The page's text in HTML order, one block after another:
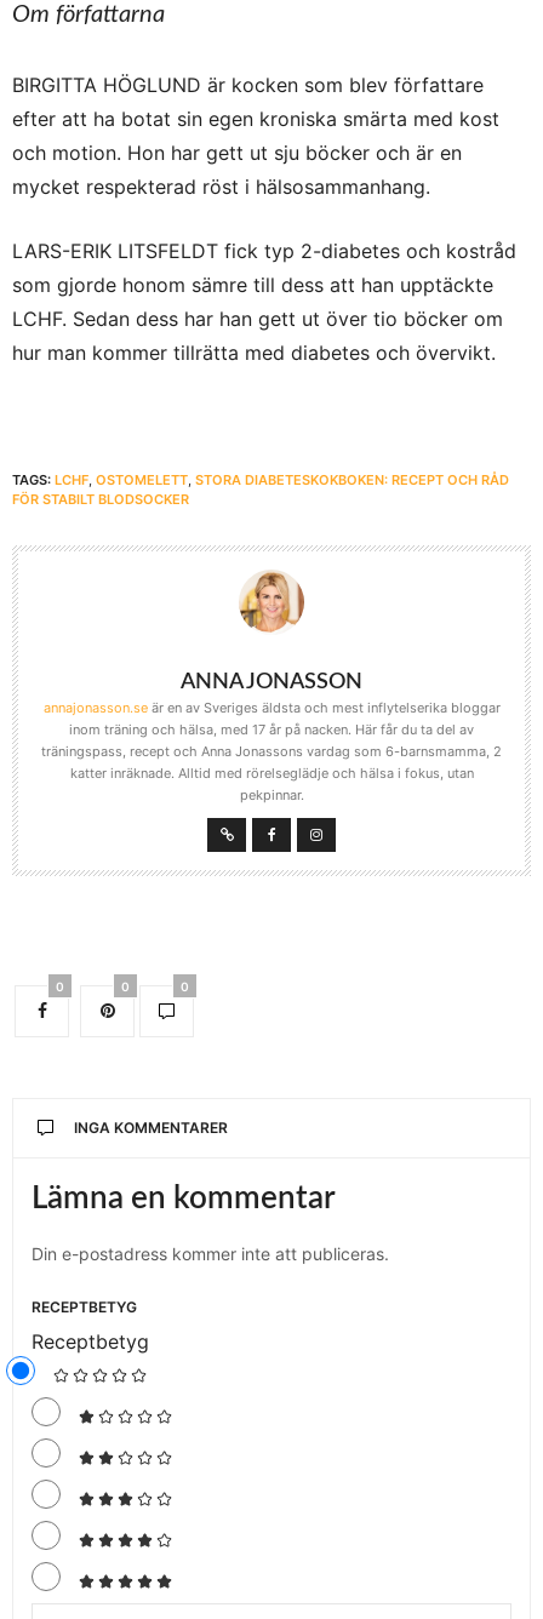
Om författarna
BIRGITTA HÖGLUND är kocken som blev författare
efter att ha botat sin egen kroniska smärta med kost
och motion. Hon har gett ut sju böcker och är en
mycket respekterad röst i hälsosammanhang.
LARS-ERIK LITSFELDT fick typ 2-diabetes och kostråd
som gjorde honom sämre till dess att han upptäckte
LCHF. Sedan dess har han gett ut över tio böcker om
hur man kommer tillrätta med diabetes och övervikt.
TAGS: LCHF, OSTOMELETT, STORA DIABETESKOKBOKEN: RECEPT OCH RÅD
FÖR STABILT BLODSOCKER
ANNA JONASSON
annajonasson.seär en av Sveriges äldsta och mest inflytelserika bloggar
inom träning och hälsa, med 17 år på nacken. Här får du ta del av
träningspass, recept och Anna Jonassons vardag som 6-barnsmamma, 2
katter inräknade. Alltid med rörelseglädje och hälsa i fokus, utan
pekpinnar.
0 0 0
INGA KOMMENTARER
Lämna en kommentar
Din e-postadress kommer inte att publiceras.
RECEPTBETYG
Receptbetyg